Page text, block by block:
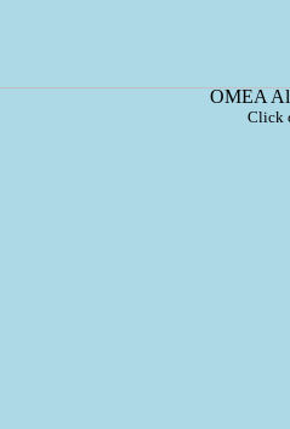
OMEA
Click